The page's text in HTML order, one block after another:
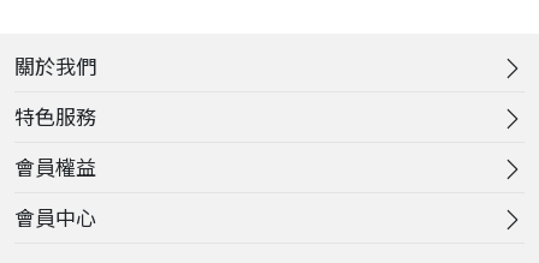
關於我們
特色服務
會員權益
會員中心